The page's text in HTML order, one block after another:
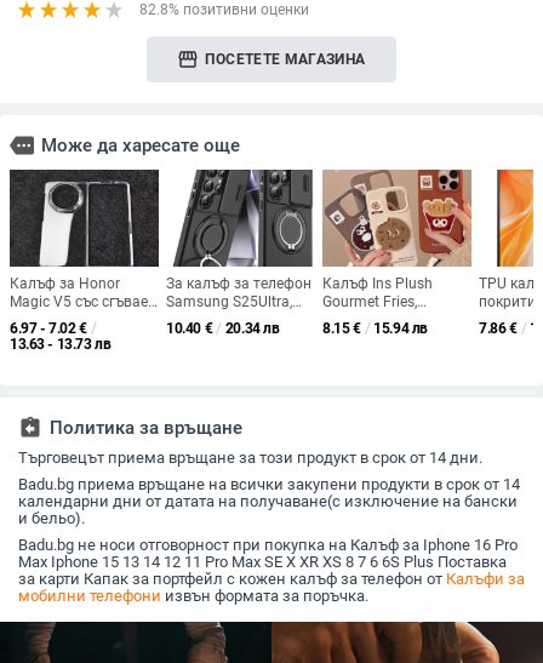
82.8% позитивни оценки
storefront ПОСЕТЕТЕ МАГАЗИНА
more Може да харесате още
Калъф за Honor
Magic V5 със сгъваем
дисплей, прозрачен,
лъскав, PC материал
6.97 - 7.02€ /
13.63 - 13.73 лв
За калъф за телефон
Samsung S25Ultra,
скоба за прозорец
S24Ultra, защитен
10.40 € / 20.34 лв
Калъф Ins Plush
Gourmet Fries,
подходящ за Apple
15 Pro Max и Apple
8.15€ / 15.94 лв
TPU
P90
7.86€ /
assignment_return Политика за връщане
Търговецът приема връщане за този продукт в срок от 14 дни.
Badu.bg приема връщане на всички закупени продукти в срок от 14
календарни дни от датата на получаване(с изключение на бански
и бельо).
Badu.bg не носи отговорност при покупка на Калъф за Iphone 16 Pro
Max Iphone 15 13 14 12 11 Pro Max SE X XR XS 8 7 6 6S Plus Поставка
за карти Капак за портфейл с кожен калъф за телефон от Калъфи за
мобилни телефони извън формата за поръчка.